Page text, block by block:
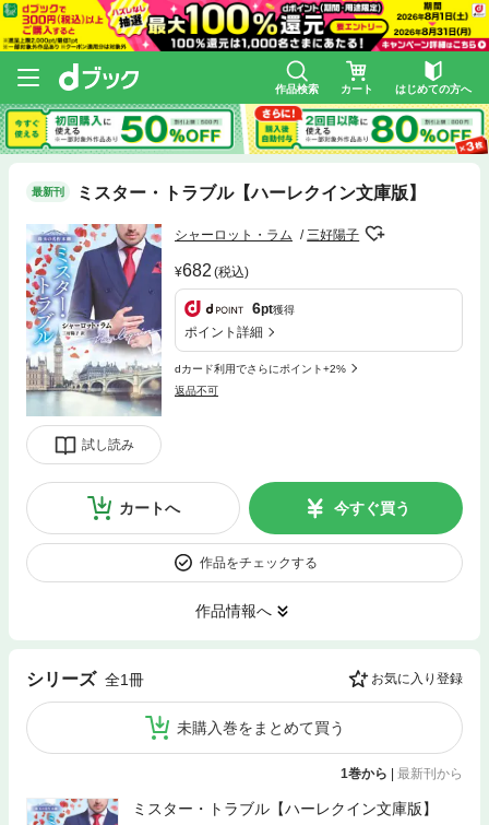
作品検索 カート はじめての方へ
最新刊 ミスター・トラブル【ハーレクイン文庫版】
試し読み
シャーロット・ラム 三好陽子
682 (税込)
6pt獲得
ポイント詳細
dカード利用でさらにポイント+2%
返品不可
カートへ 今すぐ買う
作品をチェックする
作品情報へ
シリーズ 全1冊 お気に入り登録
未購入巻をまとめて買う
1巻から | 最新刊から
ミスター・トラブル【ハーレクイン文庫版】